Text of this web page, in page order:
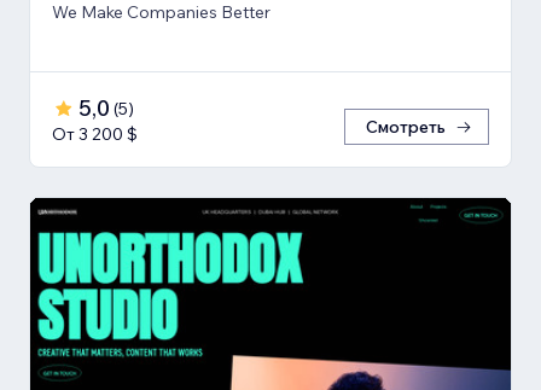
We Make Companies Better
5,0 (5)
От 3 200 $
Смотреть